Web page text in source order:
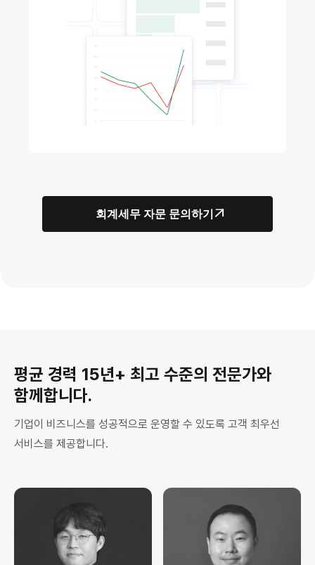
회계세무 자문 문의하기
평균 경력 15년+ 최고 수준의 전문가와
함께합니다.
기업이 비즈니스를 성공적으로 운영할 수 있도록 고객 최우선
서비스를 제공합니다.